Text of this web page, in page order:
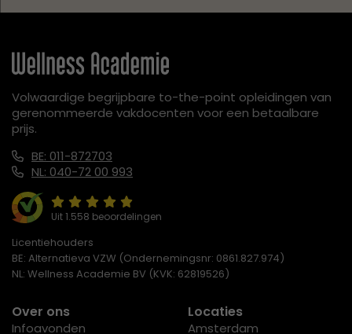
Volwaardige begrijpbare to-the-point opleidingen van
gerenommeerde vakdocenten voor een betaalbare
prijs.
BE: 011-872703
NL: 040-72 00 993
Uit 1.558 beoordelingen
Licentiehouders
BE: Alternatieva VZW (Ondernemingsnr: 0861.827.974)
NL: Wellness Academie BV (KVK: 62819526)
Over ons
Infoavonden
Locaties
Amsterdam